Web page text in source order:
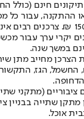
חינם (כולל
ההתקנה, עבור כל
אלקטרוני שמחירו עולה על 150
יקרי ערך עבור
במשך שנה.
הצרכן מחייב מתן
הגז,
הדחופה.
ציבוריים (מתקני
להתקין מתקן שתייה
אוכל.